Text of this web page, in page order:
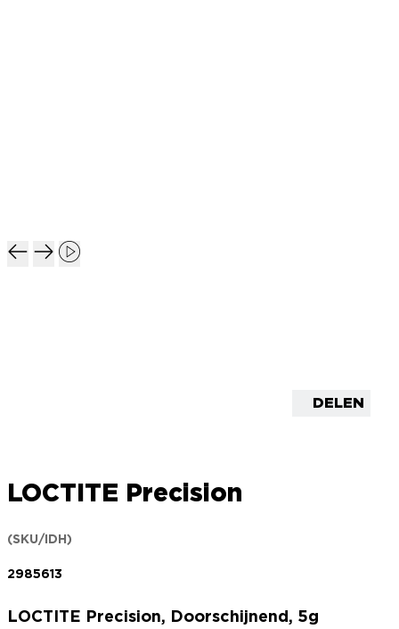
DELEN
LOCTITE Precision
(SKU/IDH)
2985613
LOCTITE Precision, Doorschijnend, 5g